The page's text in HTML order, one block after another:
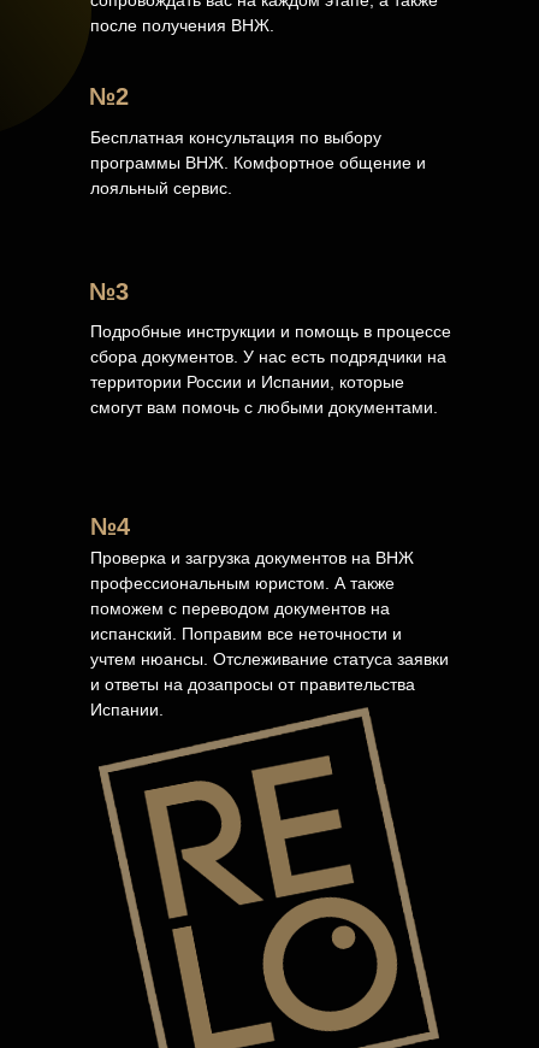
после получения ВНЖ.
№2
Бесплатная консультация по выбору
программы ВНЖ. Комфортное общение и
лояльный сервис.
№3
Подробные инструкции и помощь в процессе
сбора документов. У нас есть подрядчики на
территории России и Испании, которые
смогут вам помочь с любыми документами.
№4
Проверка и загрузка документов на ВНЖ
профессиональным юристом. А также
поможем с переводом документов на
испанский. Поправим все неточности и
учтем нюансы. Отслеживание статуса заявки
и ответы на дозапросы от правительства
Испании.